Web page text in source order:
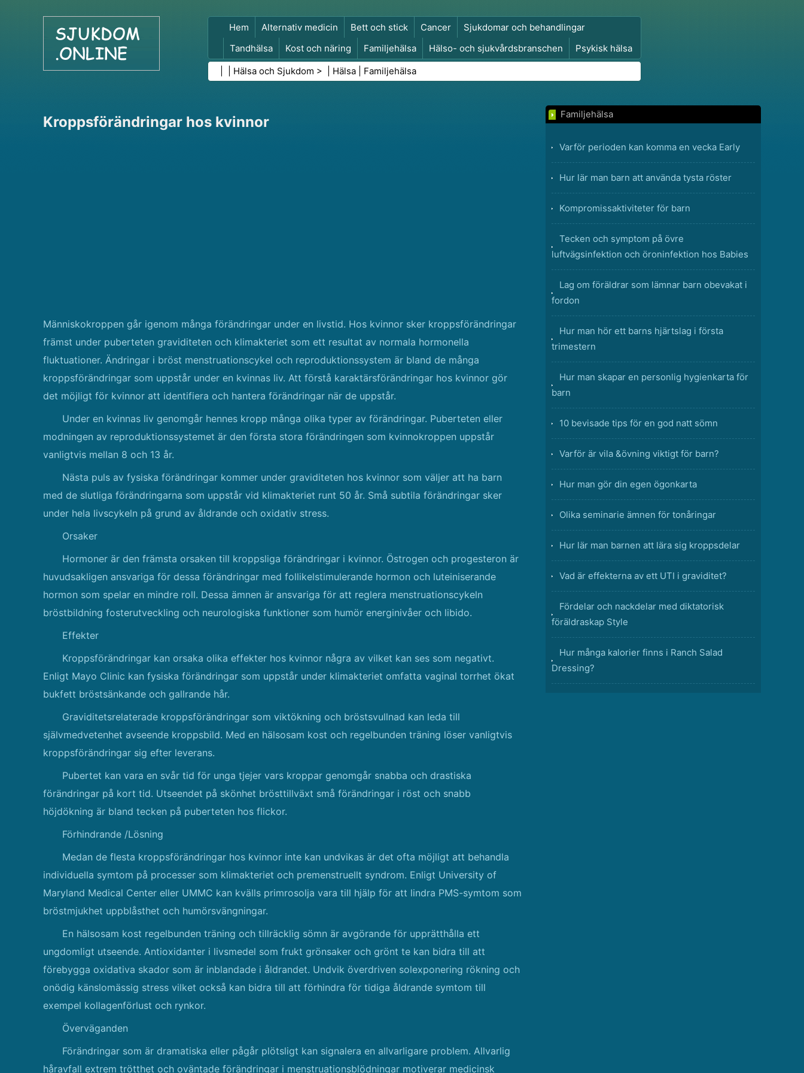
Hem Alternativ medicin Bett och stick Cancer
Sjukdomar och behandlingar
Tandhälsa
Kost och näring Familjehälsa Hälso- och sjukvårdsbranschen
Psykisk hälsa
Folkhälsa och säkerhet
Kirurgi och ingrepp
Hälsa och Sjukdom > | Hälsa Familjehälsa
Kroppsförändringar hos kvinnor
Människokroppen går igenom många förändringar under en livstid. Hos kvinnor sker kroppsförändringar
främst under puberteten graviditeten och klimakteriet som ett resultat av normala hormonella
fluktuationer. Ändringar i bröst menstruationscykel och reproduktionssystem är bland de många
kroppsförändringar som uppstår under en kvinnas liv. Att förstå karaktärsförändringar hos kvinnor gör
det möjligt för kvinnor att identifiera och hantera förändringar när de uppstår.
Under en kvinnas liv genomgår hennes kropp många olika typer av förändringar. Puberteten eller
modningen av reproduktionssystemet är den första stora förändringen som kvinnokroppen uppstår
vanligtvis mellan 8 och 13 år.
Nästa puls av fysiska förändringar kommer under graviditeten hos kvinnor som väljer att ha barn
med de slutliga förändringarna som uppstår vid klimakteriet runt 50 år. Små subtila förändringar sker
under hela livscykeln på grund av åldrande och oxidativ stress.
Orsaker
Hormoner är den främsta orsaken till kroppsliga förändringar i kvinnor. Östrogen och progesteron är
huvudsakligen ansvariga för dessa förändringar med follikelstimulerande hormon och luteiniserande
hormon som spelar en mindre roll. Dessa ämnen är ansvariga för att reglera menstruationscykeln
bröstbildning fosterutveckling och neurologiska funktioner som humör energinivåer och libido.
Effekter
Kroppsförändringar kan orsaka olika effekter hos kvinnor några av vilket kan ses som negativt.
Enligt Mayo Clinic kan fysiska förändringar som uppstår under klimakteriet omfatta vaginal torrhet ökat
bukfett bröstsänkande och gallrande hår.
Graviditetsrelaterade kroppsförändringar som viktökning och bröstsvullnad kan leda till
självmedvetenhet avseende kroppsbild. Med en hälsosam kost och regelbunden träning löser vanligtvis
kroppsförändringar sig efter leverans.
Pubertet kan vara en svår tid för unga tjejer vars kroppar genomgår snabba och drastiska
förändringar på kort tid. Utseendet på skönhet brösttillväxt små förändringar i röst och snabb
höjdökning är bland tecken på puberteten hos flickor.
Förhindrande /Lösning
Medan de flesta kroppsförändringar hos kvinnor inte kan undvikas är det ofta möjligt att behandla
individuella symtom på processer som klimakteriet och premenstruellt syndrom. Enligt University of
Maryland Medical Center eller UMMC kan kvälls primrosolja vara till hjälp för att lindra PMS-symtom som
bröstmjukhet uppblåsthet och humörsvängningar.
En hälsosam kost regelbunden träning och tillräcklig sömn är avgörande för upprätthålla ett
ungdomligt utseende. Antioxidanter i livsmedel som frukt grönsaker och grönt te kan bidra till att
förebygga oxidativa skador som är inblandade i åldrandet. Undvik överdriven solexponering rökning och
onödig känslomässig stress vilket också kan bidra till att förhindra för tidiga åldrande symtom till
exempel kollagenförlust och rynkor.
Överväganden
Förändringar som är dramatiska eller pågår plötsligt kan signalera en allvarligare problem. Allvarlig
håravfall extrem trötthet och oväntade förändringar i menstruationsblödningar motiverar medicinsk
Familjehälsa
Varför perioden kan komma en vecka Early
Hur lär man barn att använda tysta röster
Kompromissaktiviteter för barn
Tecken och symptom på övre
luftvägsinfektion och öroninfektion hos Babies
Lag om föräldrar som lämnar barn obevakat i
fordon
Hur man hör ett barns hjärtslag i första
trimestern
Hur man skapar en personlig hygienkarta för
barn
10 bevisade tips för en god natt sömn
Varför är vila &övning viktigt för barn?
Hur man gör din egen ögonkarta
Olika seminarie ämnen för tonåringar
Hur lär man barnen att lära sig kroppsdelar
Vad är effekterna av ett UTI i graviditet?
Fördelar och nackdelar med diktatorisk
föräldraskap Style
Hur många kalorier finns i Ranch Salad
Dressing?